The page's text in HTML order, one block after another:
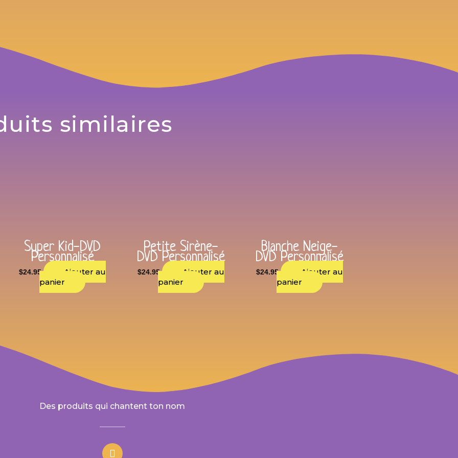
similaires
Super Kid-DVD
Personnalisé
$24.95
Ajouter au
panier
Petite Sirène-
DVD Personnalisé
$24.95
Ajouter au
panier
Blanche Neige-
DVD Personnalisé
$24.95
Ajouter au
panier
Des produits qui chantent ton nom
F